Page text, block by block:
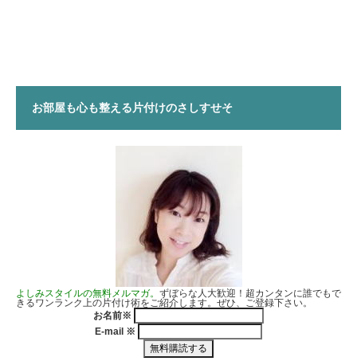
お部屋も心も整える片付けのさしすせそ
よしみスタイルの無料メルマガ。 ずぼらな人大歓迎！超カンタンに誰でもで
きるワンランク上の片付け術をご紹介します。ぜひ、ご登録下さい。
お名前※
E-mail ※